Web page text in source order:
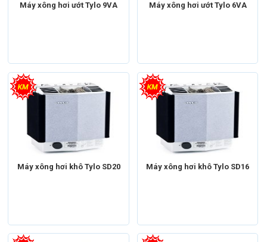
Máy xông hơi ướt Tylo 9VA Máy xông hơi ướt Tylo 6VA
Máy xông hơi khô Tylo SD20
Máy xông hơi khô
Thương hiệu
Máy xông hơi Tylo
Máy xông hơi khô Tylo SD16
Máy xông hơi khô
Thương hiệu
Máy xông hơi Tylo